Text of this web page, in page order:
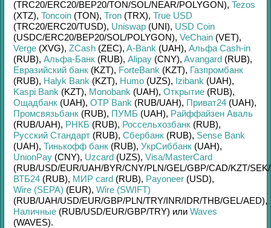
(TRC20/ERC20/BEP20/TON/SOL/NEAR/POLYGON), Tezos
(XTZ), Toncoin (TON), Tron (TRX), True USD
(TRC20/ERC20/TUSD), Uniswap (UNI), USD Coin
(USDC/ERC20/BEP20/SOL/POLYGON), VeChain (VET),
Verge (XVG), ZCash (ZEC), A-Bank (UAH), Альфа Cash-in
(RUB), Альфа-Банк (RUB), Alipay (CNY), Avangard (RUB),
Евразийский банк (KZT), ForteBank (KZT), Газпромбанк
(RUB), Halyk Bank (KZT), Humo (UZS), Izibank (UAH),
Kaspi Bank (KZT), Monobank (UAH), Открытие (RUB),
Ощадбанк (UAH), OTP Bank (RUB/UAH), Приват24 (UAH),
Промсвязьбанк (RUB), ПУМБ (UAH), Райффайзен Аваль
(RUB/UAH), РНКБ (RUB), Россельхозбанк (RUB),
Русский Стандарт (RUB), Сбербанк (RUB), Sense Bank
(UAH), Тинькофф банк (RUB), УкрСиббанк (UAH),
UnionPay (CNY), Uzcard (UZS), Visa/MasterCard
(RUB/USD/EUR/UAH/BYR/CNY/PLN/GEL/GBP/CAD/KZT/SEK/
ВТБ24 (RUB), МИР card (RUB), Payoneer (USD),
Wire (SEPA) (EUR), Wire (SWIFT)
(RUB/UAH/USD/EUR/GBP/PLN/TRY/INR/IDR/THB/GEL/AED),
Наличные (RUB/USD/EUR/GBP/TRY) или Waves
(WAVES).